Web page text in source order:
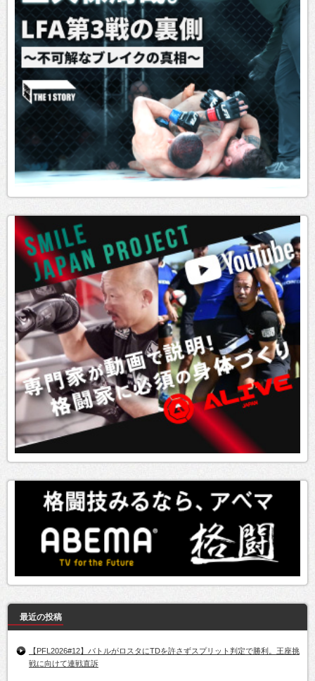
最近の投稿
【PFL2026#12】バトルがロスタにTDを許さずスプリット判定で勝利。王座挑
戦に向けて連戦直訴